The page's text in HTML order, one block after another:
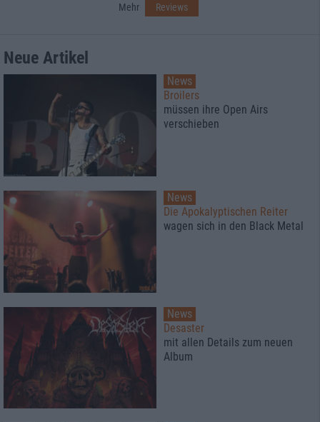
Mehr Reviews
Neue Artikel
News
Broilers
müssen ihre Open Airs
verschieben
News
Die Apokalyptischen Reiter
wagen sich in den Black Metal
News
Desaster
mit allen Details zum neuen
Album